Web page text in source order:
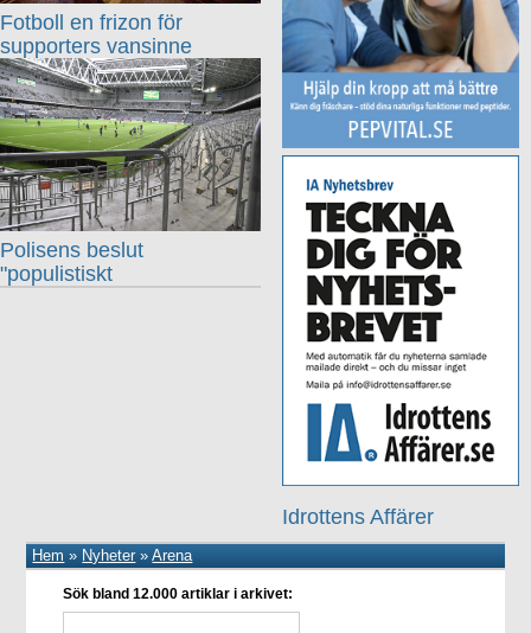
Idrottens Affärer
Fotboll en frizon för
supporters vansinne
Polisens beslut
"populistiskt
Hem » Nyheter»Arena
Sök bland 12.000 artiklar i arkivet: